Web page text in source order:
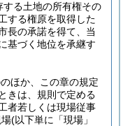
る土地の所有権その
する権原を取得した
長の承諾を得て、当
基づく地位を承継す
ほか、この章の規定
きは、規則で定める
者若しくは現場従事
(以下単に「現場」